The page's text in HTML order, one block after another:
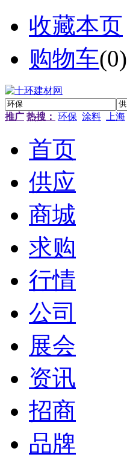
收藏本页
购物车(0)
推广 热搜： 环保 涂料 上海
首页
供应
商城
求购
行情
公司
展会
资讯
招商
品牌